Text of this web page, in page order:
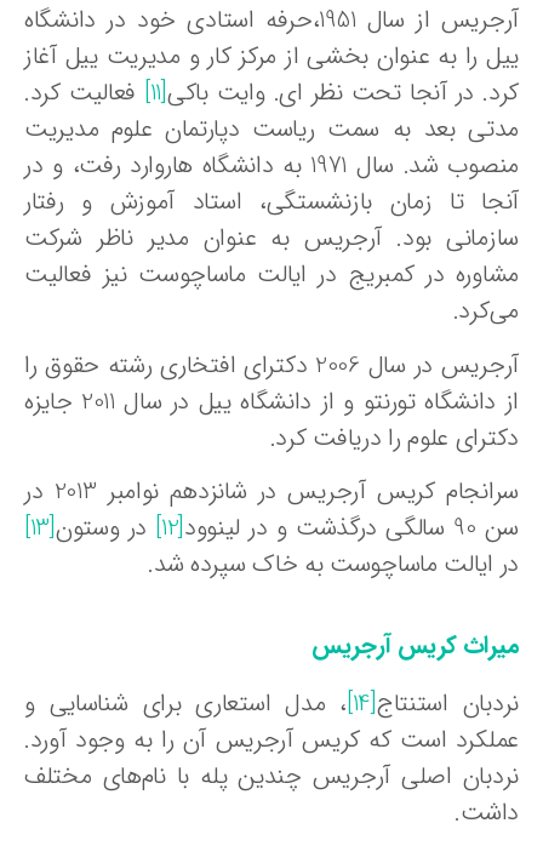
آرجریس از سال 1951،حرفه استادی خود در دانشگاه
را به عنوان بخشی از مرکز کار و مدیریت ییل آغاز
در آنجا تحت نظر ای. وایت باکی[11] فعالیت کرد.
بعد به سمت ریاست دپارتمان علوم مدیریت
منصوب شد. سال 1971 به دانشگاه هاروارد رفت، و در
تا زمان بازنشستگی، استاد آموزش و رفتار
بود. آرجریس به عنوان مدیر ناظر شرکت
در کمبریج در ایالت ماساچوست نیز فعالیت
آرجریس در سال 2006 دکترای افتخاری رشته حقوق را
از دانشگاه تورنتو و از دانشگاه ییل در سال 2011 جایزه
علوم را دریافت کرد.
سرانجام کریس آرجریس در شانزدهم نوامبر 2013 در
درگذشت و در لینوود
[12] در وستون[13]
ایالت ماساچوست به خاک سپرده شد.
کریس آرجریس
استنتاج[14]
، مدل استعاری برای شناسایی و
است که کریس آرجریس آن را به وجود آورد.
اصلی آرجریس چندین پله با نام‌های مختلف